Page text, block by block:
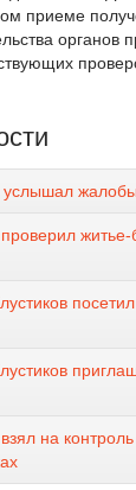
приеме
органов
услышал
на